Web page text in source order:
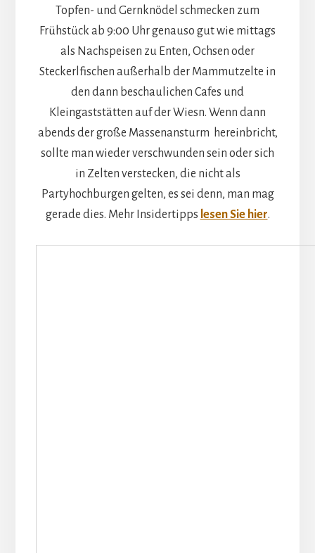
Topfen- und Gernknödel schmecken zum
Frühstück ab 9:00 Uhr genauso gut wie mittags
als Nachspeisen zu Enten, Ochsen oder
Steckerlfischen außerhalb der Mammutzelte in
den dann beschaulichen Cafes und
Kleingaststätten auf der Wiesn. Wenn dann
abends der große Massenansturm hereinbricht,
sollte man wieder verschwunden sein oder sich
in Zelten verstecken, die nicht als
Partyhochburgen gelten, es sei denn, man mag
gerade dies. Mehr Insidertipps lesen Sie hier.